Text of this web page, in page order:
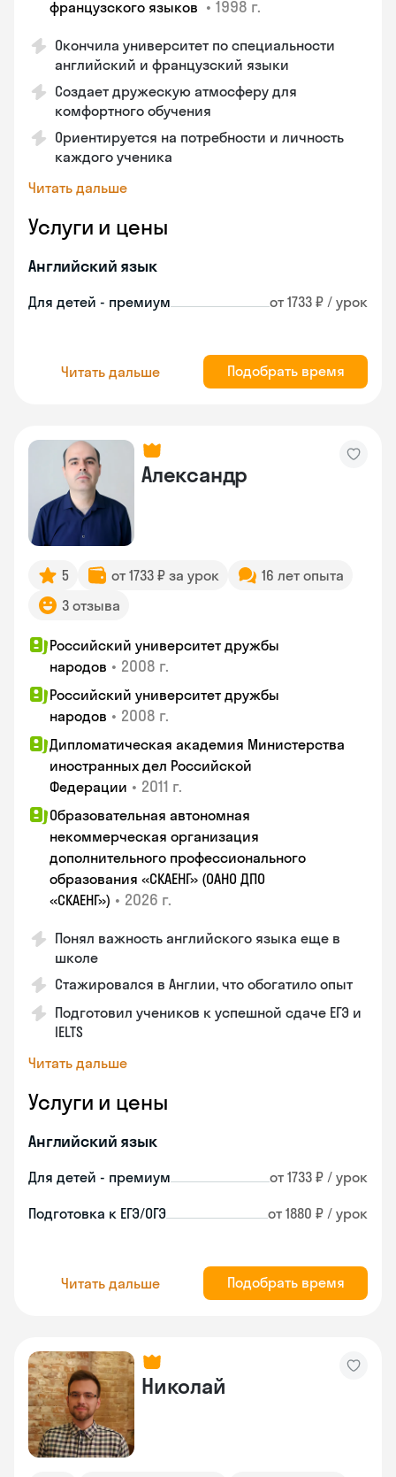
французского языков • 1998 г.
Окончила университет по специальности
английский и французский языки
Создает дружескую атмосферу для
комфортного обучения
Ориентируется на потребности и личность
каждого ученика
Читать дальше
Услуги и цены
Английский язык
Для детей - премиум от 1733 ₽ / урок
Читать дальше Подобрать время
Александр
5 от 1733 ₽ за урок
16 лет опыта
3 отзыва
Российский университет дружбы
народов • 2008 г.
Российский университет дружбы
народов • 2008 г.
Дипломатическая академия Министерства
иностранных дел Российской
Федерации • 2011 г.
Образовательная автономная
некоммерческая организация
дополнительного профессионального
образования «СКАЕНГ» (ОАНО ДПО
«СКАЕНГ») • 2026 г.
Понял важность английского языка еще в
школе
Стажировался в Англии, что обогатило опыт
Подготовил учеников к успешной сдаче ЕГЭ и
IELTS
Читать дальше
Услуги и цены
Английский язык
Для детей - премиум от 1733 ₽ / урок
Подготовка к ЕГЭ/ОГЭ от 1880 ₽ / урок
Читать дальше Подобрать время
Николай